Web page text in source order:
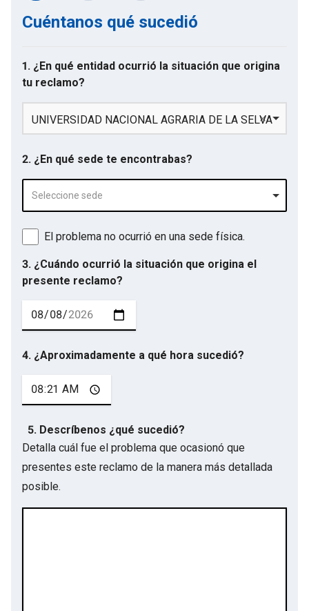
Cuéntanos qué sucedió
1. ¿En qué entidad ocurrió la situación que origina
tu reclamo?
UNIVERSIDAD NACIONAL AGRARIA DE LA SELVA
2. ¿En qué sede te encontrabas?
Seleccione sede
El problema no ocurrió en una sede física.
3. ¿Cuándo ocurrió la situación que origina el
presente reclamo?
4. ¿Aproximadamente a qué hora sucedió?
5. Descríbenos ¿qué sucedió?
Detalla cuál fue el problema que ocasionó que
presentes este reclamo de la manera más detallada
posible.